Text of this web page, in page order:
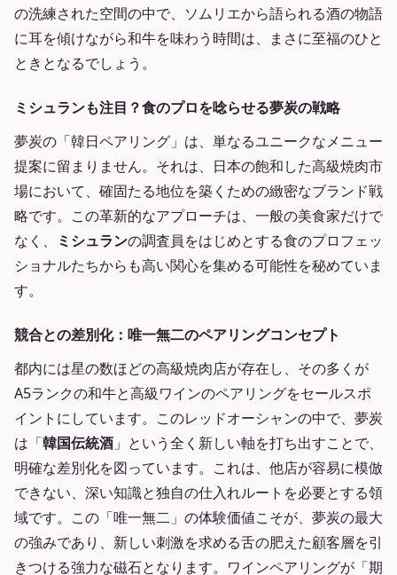
の洗練された空間の中で、ソムリエから語られる酒の物語
に耳を傾けながら和牛を味わう時間は、まさに至福のひと
ときとなるでしょう。
ミシュランも注目？食のプロを唸らせる夢炭の戦略
夢炭の「韓日ペアリング」は、単なるユニークなメニュー
提案に留まりません。それは、日本の飽和した高級焼肉市
場において、確固たる地位を築くための緻密なブランド戦
略です。この革新的なアプローチは、一般の美食家だけで
なく、
ミシュランの調査員をはじめとする食のプロフェッ
ショナルたちからも高い関心を集める可能性を秘めていま
す。
競合との差別化：唯一無二のペアリングコンセプト
都内には星の数ほどの高級焼肉店が存在し、その多くが
A5ランクの和牛と高級ワインのペアリングをセールスポ
イントにしています。このレッドオーシャンの中で、夢炭
は「韓国伝統酒 」という全く新しい軸を打ち出すことで、
明確な差別化を図っています。これは、他店が容易に模倣
できない、深い知識と独自の仕入れルートを必要とする領
域です。この「唯一無二」の体験価値こそが、夢炭の最大
の強みであり、新しい刺激を求める舌の肥えた顧客層を引
きつける強力な磁石となります。ワインペアリングが「期